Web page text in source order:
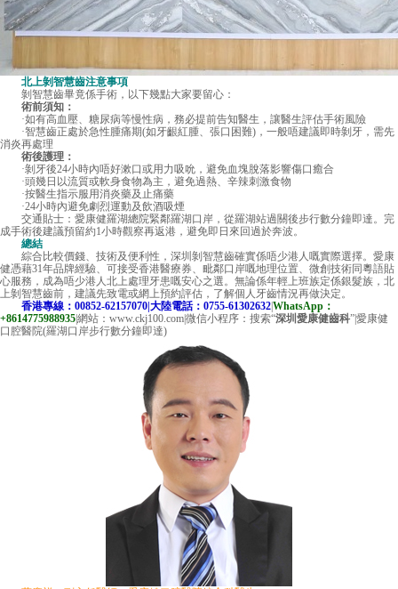
北上剝智慧齒注意事項
剝智慧齒畢竟係手術，以下幾點大家要留心：
術前須知：
·如有高血壓、糖尿病等慢性病，務必提前告知醫生，讓醫生評估手術風險
·智慧齒正處於急性腫痛期(如牙齦紅腫、張口困難)，一般唔建議即時剝牙，需先
消炎再處理
術後護理：
·剝牙後24小時內唔好漱口或用力吸吮，避免血塊脫落影響傷口癒合
·頭幾日以流質或軟身食物為主，避免過熱、辛辣刺激食物
·按醫生指示服用消炎藥及止痛藥
·24小時內避免劇烈運動及飲酒吸煙
交通貼士：愛康健羅湖總院緊鄰羅湖口岸，從羅湖站過關後步行數分鐘即達。完
成手術後建議預留約1小時觀察再返港，避免即日來回過於奔波。
總結
綜合比較價錢、技術及便利性，深圳剝智慧齒確實係唔少港人嘅實際選擇。愛康
健憑藉31年品牌經驗、可接受香港醫療券、毗鄰口岸嘅地理位置、微創技術同粵語貼
心服務，成為唔少港人北上處理牙患嘅安心之選。無論係年輕上班族定係銀髮族，北
上剝智慧齒前，建議先致電或網上預約評估，了解個人牙齒情況再做決定。
香港專線：00852-62157070|大陸電話：0755-61302632WhatsApp：
+8614775988935|網站：www.ckj100.com|微信小程序：搜索“深圳愛康健齒科”|愛康健
口腔醫院(羅湖口岸步行數分鐘即達)